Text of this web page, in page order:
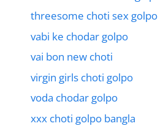
threesome choti sex golpo
vabi ke chodar golpo
vai bon new choti
virgin girls choti golpo
voda chodar golpo
xxx choti golpo bangla